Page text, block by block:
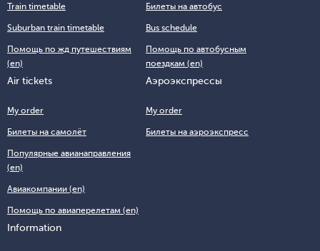
Train timetable
Suburban train timetable
Помощь по жд путешествиям
(en)
Билеты на автобус
Bus schedule
Помощь по автобусным
поездкам (en)
Air tickets
My order
Билеты на самолёт
Популярные авианаправления
(en)
Авиакомпании (en)
Помощь по авиаперелетам (en)
Аэроэкспрессы
My order
Билеты на аэроэкспресс
Information